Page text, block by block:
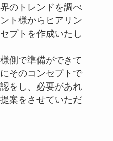
のトレンドを調べ
ト様からヒアリン
プトを作成いたし
側で準備ができて
そのコンセプトで
をし、必要があれ
案をさせていただ